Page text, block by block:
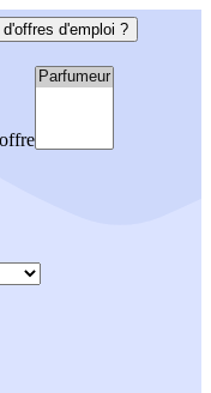
d'emploi ?